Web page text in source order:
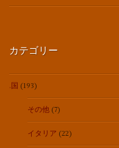
カテゴリー
.国 (193)
その他 (7)
イタリア (22)